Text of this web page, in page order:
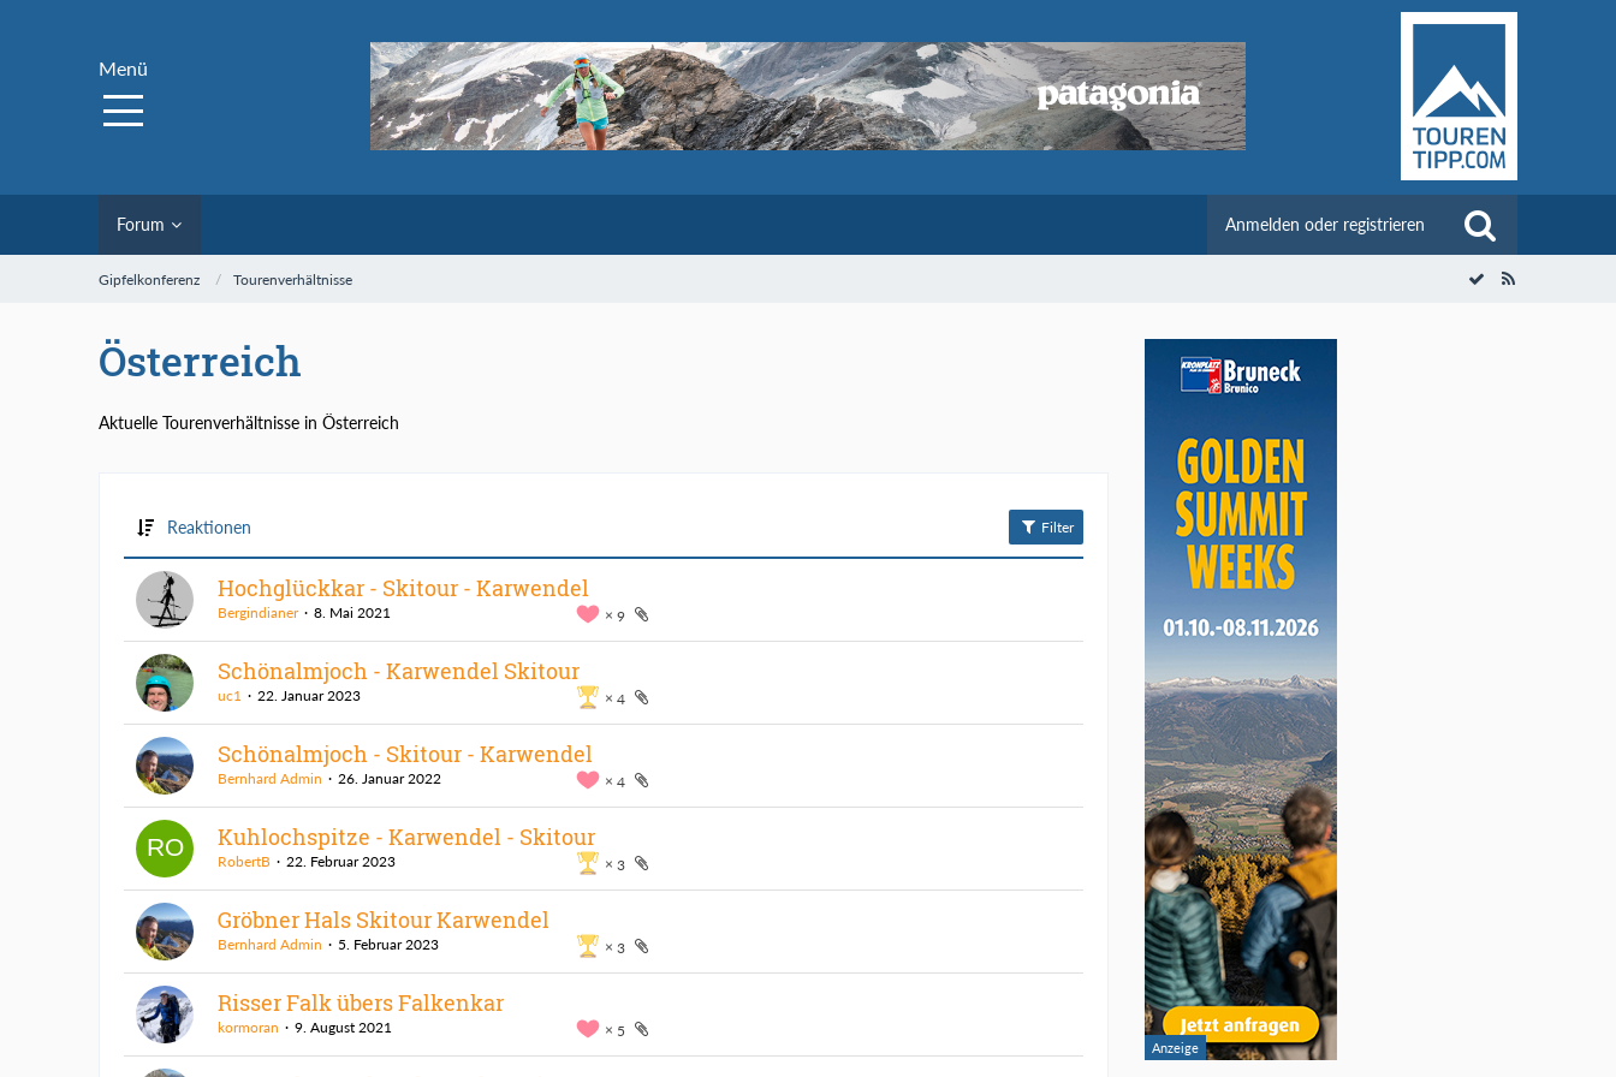
Menü
Forum Anmelden oder registrieren
Gipfelkonferenz Tourenverhältnisse
Österreich
Aktuelle Tourenverhältnisse in Österreich
Reaktionen Filter
Hochglückkar - Skitour - Karwendel
9
Bergindianer 8. Mai 2021
Schönalmjoch - Karwendel Skitour
4
uc1 22. Januar 2023
Schönalmjoch - Skitour - Karwendel
4
Bernhard Admin 26. Januar 2022
Kuhlochspitze - Karwendel - Skitour
3
RobertB 22. Februar 2023
Gröbner Hals Skitour Karwendel
3
Bernhard Admin 5. Februar 2023
Risser Falk übers Falkenkar
5
kormoran 9. August 2021